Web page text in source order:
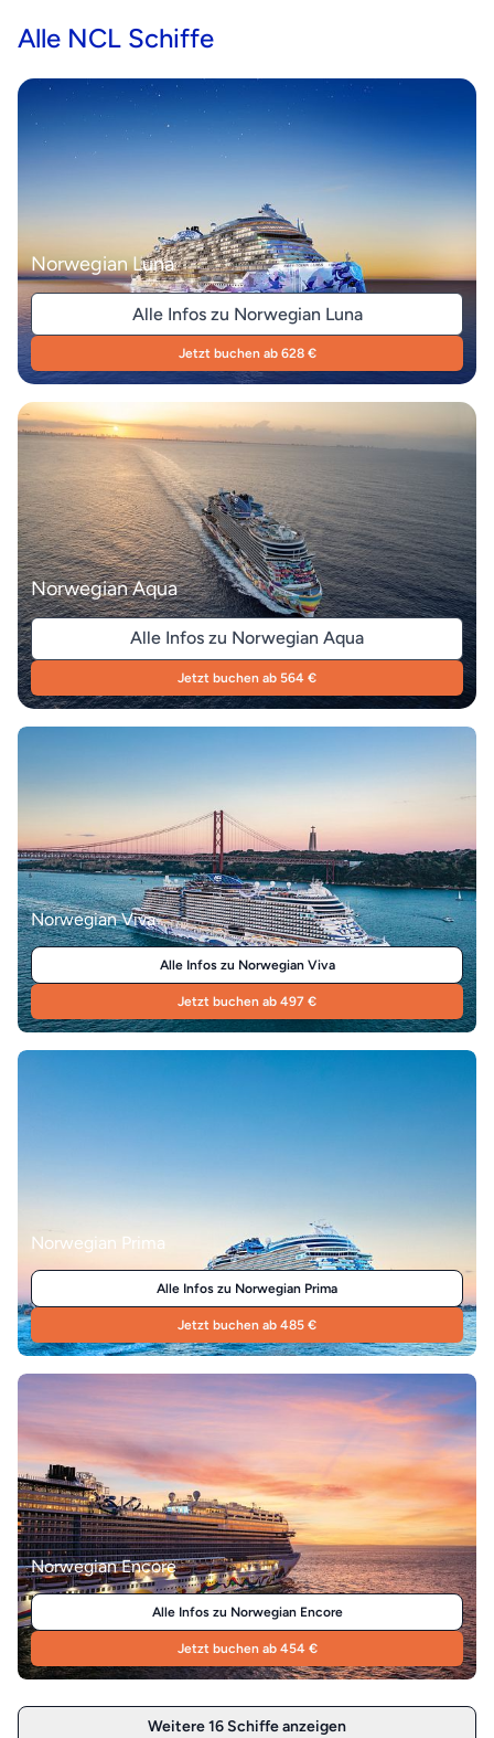
Alle NCL Schiffe
Norwegian Luna
Alle Infos zu Norwegian Luna
Jetzt buchen ab 628 €
Norwegian Aqua
Alle Infos zu Norwegian Aqua
Jetzt buchen ab 564 €
Norwegian Viva
Alle Infos zu Norwegian Viva
Jetzt buchen ab 497 €
Norwegian Prima
Alle Infos zu Norwegian Prima
Jetzt buchen ab 485 €
Norwegian Encore
Alle Infos zu Norwegian Encore
Jetzt buchen ab 454 €
Weitere 16 Schiffe anzeigen